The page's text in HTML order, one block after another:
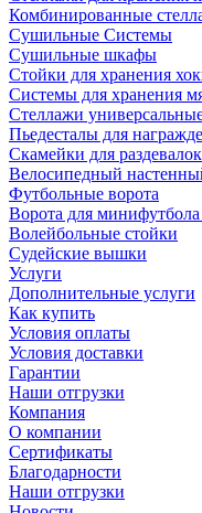
Комбинированные
Сушильные Системы
Сушильные шкафы
Стойки для хранения
Системы для хранения
Стеллажи
Пьедесталы для
Скамейки для раздевалок
Велосипедный
Футбольные ворота
Ворота для минифутбола
Волейбольные стойки
Судейские вышки
Услуги
Дополнительные услуги
Как купить
Условия оплаты
Условия доставки
Гарантии
Наши отгрузки
Компания
О компании
Сертификаты
Благодарности
Наши отгрузки